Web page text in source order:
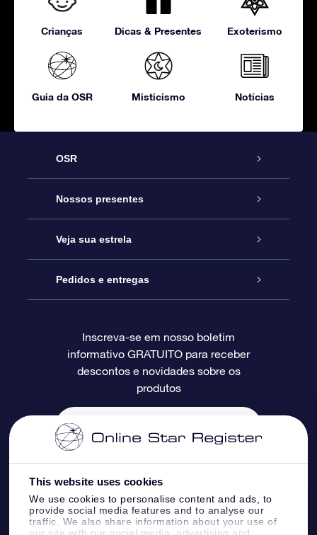
This website uses cookies
We use cookies to personalise content and ads, to
provide social media features and to analyse our
traffic. We also share information about your use of
our site with our social media, advertising and
Crianças Dicas & Presentes Exoterismo
Guia da OSR Misticismo Notícias
OSR
Serviço
Entre em contato conosco
Blog
Avaliações
Nossos presentes
Presente estrelar on-line
Pacote de presente da OSR
O cartão de presente da OSR
Presentes corporativos
Veja sua estrela
Star Register
Página estelar personalizada
Um Milhão de Estrelas
OSR Starsaver
Aplicativo RV Fly me to the stars
Pedidos e entregas
Informações de pagamento
Política de devolução
Constelações
Inscreva-se em nosso boletim
informativo GRATUITO para receber
descontos e novidades sobre os
produtos